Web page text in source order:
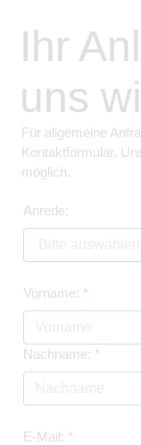
Ihr
uns
Für allgemeine
Kontaktformular.
möglich.
Anrede:
Vorname: *
Nachname: *
E-Mail: *